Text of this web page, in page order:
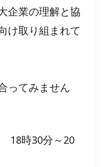
企業の理解と協
け取り組まれて
ってみません
18時30分～20